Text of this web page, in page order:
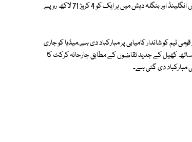
ہونے والی بھارتی ٹیم کو 11 کروڑ 53 لاکھ روپے ملے ہیں۔ سیمی فائنل میں ہارنے والی ٹیموں انگلینڈ اور بنگلہ دیش میں ہر ایک کو 4 کروڑ 71 لاکھ روپے
ٹیم کو شاندار کامیابی پر مبارکباد دی ہے،میڈیا کو جاری
ساتھ کھیل کے جدید تقاضوں کے مطابق جارحانہ کرکٹ کا
مبارکباد دی گئی ہے۔